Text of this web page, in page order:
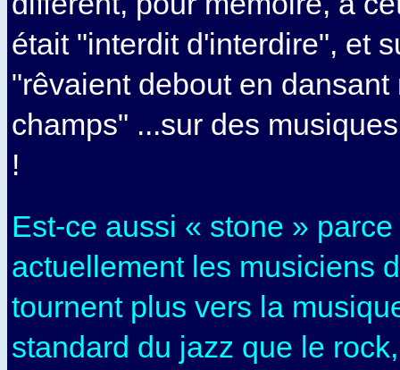
était "interdit d'interdire", et
"rêvaient debout en
champs" ...sur des
!
Est-ce aussi « stone »
actuellement les musiciens
tournent plus vers la
standard du jazz que le